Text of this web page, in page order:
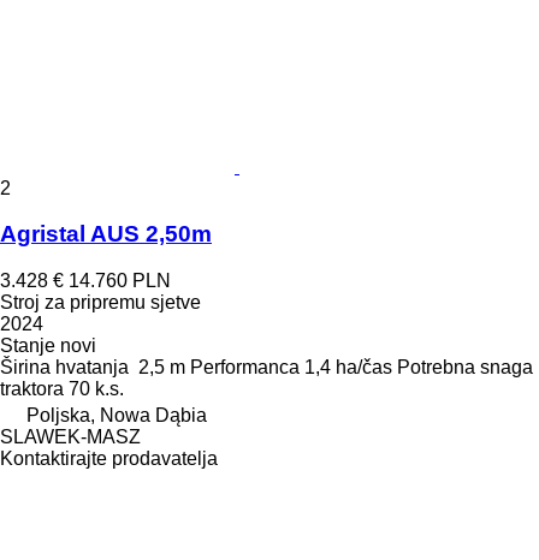
2
Agristal AUS 2,50m
3.428 € 14.760 PLN
Stroj za pripremu sjetve
2024
Stanje novi
Širina hvatanja 2,5 m Performanca 1,4 ha/čas Potrebna snaga
traktora 70 k.s.
Poljska, Nowa Dąbia
SLAWEK-MASZ
Kontaktirajte prodavatelja